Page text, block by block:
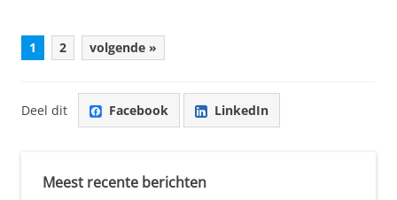
1 2 volgende »
Deel dit Facebook LinkedIn
Meest recente berichten